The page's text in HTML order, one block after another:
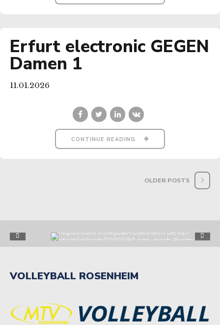
Erfurt electronic GEGEN
Damen 1
11.01.2026
CONTINUE READING
OLDER POSTS
VOLLEYBALL ROSENHEIM